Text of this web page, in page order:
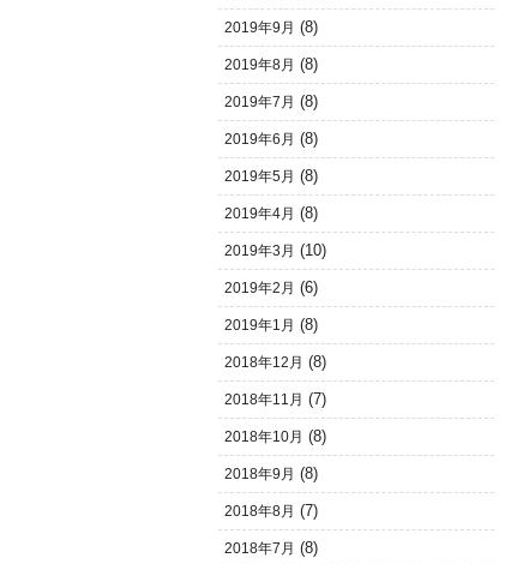
2019年9月 (8)
2019年8月 (8)
2019年7月 (8)
2019年6月 (8)
2019年5月 (8)
2019年4月 (8)
2019年3月 (10)
2019年2月 (6)
2019年1月 (8)
2018年12月 (8)
2018年11月 (7)
2018年10月 (8)
2018年9月 (8)
2018年8月 (7)
2018年7月 (8)